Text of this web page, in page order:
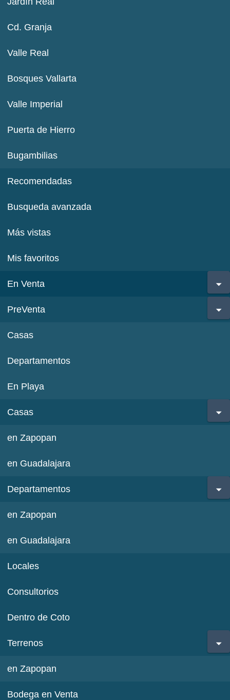
Cd. Granja
Valle Real
Bosques Vallarta
Valle Imperial
Puerta de Hierro
Bugambilias
Recomendadas
Busqueda avanzada
Más vistas
Mis favoritos
En Venta
PreVenta
Casas
Departamentos
En Playa
Casas
en Zapopan
en Guadalajara
Departamentos
en Zapopan
en Guadalajara
Locales
Consultorios
Dentro de Coto
Terrenos
en Zapopan
Bodega en Venta